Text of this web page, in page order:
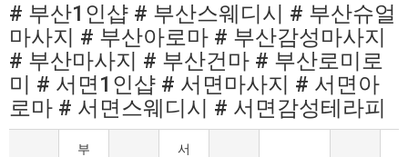
# 부산1인샵 # 부산스웨디시 # 부산슈얼
마사지 # 부산아로마 # 부산감성마사지
# 부산마사지 # 부산건마 # 부산로미로
미 # 서면1인샵 # 서면마사지 # 서면아
로마 # 서면스웨디시 # 서면감성테라피
부
서